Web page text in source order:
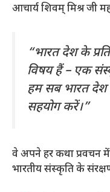
आचार्य शिवम् मिश्र जी
“भारत देश के
विषय हैं – एक
हम सब भारत देश
सहयोग करें।”
वे अपने हर कथा प्रवचन
भारतीय संस्कृति के